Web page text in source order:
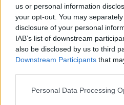
us or personal information
your opt-out. You may
disclosure of your personal
IAB’s list of downstream
also be disclosed by us to third
Downstream Participants that
Personal Data Processing
ένα αγοράκι που
έπιασε για να
και περπατούσε. Όταν
μου πήγαν με τη
Εκκλησία.